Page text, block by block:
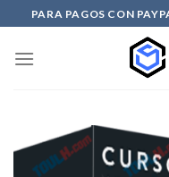
to
content
PARA PAGOS CON